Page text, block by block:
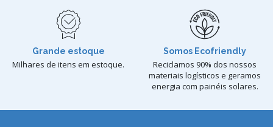
Grande estoque
Milhares de itens em estoque.
Somos Ecofriendly
Reciclamos 90% dos nossos
materiais logísticos e geramos
energia com painéis solares.